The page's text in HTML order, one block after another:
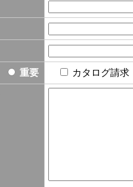
重要 カタログ請求